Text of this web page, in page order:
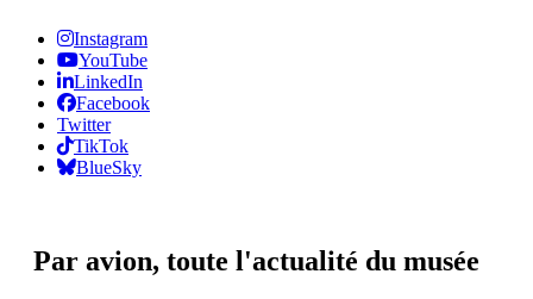
Instagram
YouTube
LinkedIn
Facebook
Twitter
TikTok
BlueSky
Par avion, toute l'actualité du musée